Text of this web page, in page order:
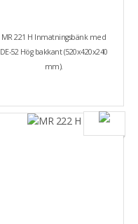
MR 221 H Inmatningsbänk med
DE-52 Hög bakkant (520x420x240
mm).